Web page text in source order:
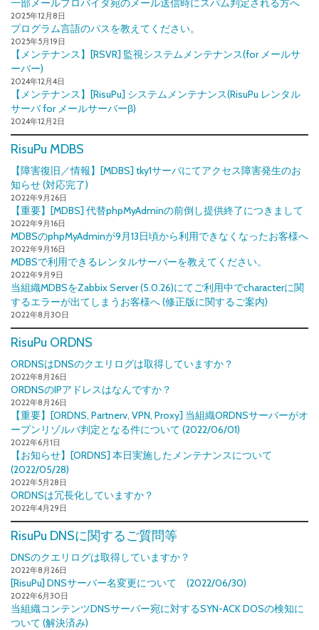
一部メールプロバイダ宛のメール送信時にスパム判定される方へ
2025年12月8日
プログラム言語のパスを教えてください。
2025年5月19日
【メンテナンス】[RSVR] 監視システムメンテナンス(for メールサ
ーバー)
2024年12月4日
【メンテナンス】[RisuPu] システムメンテナンス(RisuPu レンタル
サーバ for メールサーバーβ)
2024年12月2日
RisuPu MDBS
【障害復旧／情報】[MDBS] tky1サーバにてアクセス障害発生のお
知らせ (対応完了)
2022年9月26日
【重要】[MDBS] 代替phpMyAdminの前倒し提供終了につきまして
2022年9月16日
MDBSのphpMyAdminが9月13日頃から利用できなくなったお客様へ
2022年9月16日
MDBSで利用できるレンタルサーバーを教えてください。
2022年9月9日
当組織MDBSをZabbix Server (5.0.26)にてご利用中でcharacterに関
するエラーが出てしまうお客様へ (修正版に関するご案内)
2022年8月30日
RisuPu ORDNS
ORDNSはDNSのクエリログは取得していますか？
2022年8月26日
ORDNSのIPアドレスはなんですか？
2022年8月26日
【重要】[ORDNS, Partnerv, VPN, Proxy] 当組織ORDNSサーバーがオ
ープンリゾルバ判定となる件について (2022/06/01)
2022年6月1日
【お知らせ】[ORDNS] 本日実施したメンテナンスについて
(2022/05/28)
2022年5月28日
ORDNSは冗長化していますか？
2022年4月29日
RisuPu DNSに関するご質問等
DNSのクエリログは取得していますか？
2022年8月26日
[RisuPu] DNSサーバー名変更について (2022/06/30)
2022年6月30日
当組織コンテンツDNSサーバー宛に対するSYN-ACK DOSの検知に
ついて (解決済み)